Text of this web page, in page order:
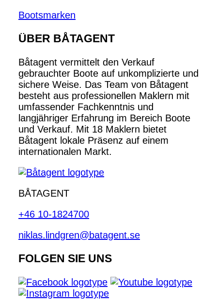
Bootsmarken
ÜBER BÅTAGENT
Båtagent vermittelt den Verkauf
gebrauchter Boote auf unkomplizierte und
sichere Weise. Das Team von Båtagent
besteht aus professionellen Maklern mit
umfassender Fachkenntnis und
langjähriger Erfahrung im Bereich Boote
und Verkauf. Mit 18 Maklern bietet
Båtagent lokale Präsenz auf einem
internationalen Markt.
BÅTAGENT
+46 10-1824700
niklas.lindgren@batagent.se
FOLGEN SIE UNS